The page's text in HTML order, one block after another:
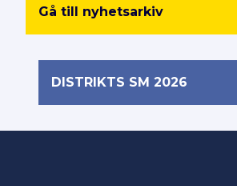
Gå till nyhetsarkiv
DISTRIKTS SM 2026